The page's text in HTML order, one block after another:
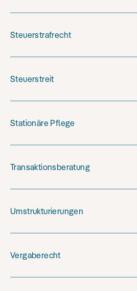
Steuerstrafrecht
Steuerstreit
Stationäre Pflege
Transaktionsberatung
Umstrukturierungen
Vergaberecht